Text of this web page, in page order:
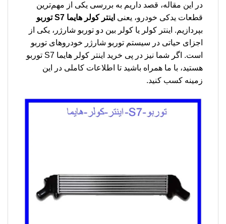
در این مقاله، قصد داریم به بررسی یکی از مهم‌ترین
قطعات یدکی خودرو، یعنی اینتر کولر هایما S7 توربو
بپردازیم. اینتر کولر یا کولر بین دو توربو شارژر، یکی از
اجزای حیاتی در سیستم توربو شارژر خودروهای توربو
است. اگر شما نیز در پی خرید اینتر کولر هایما S7 توربو
هستید، با ما همراه باشید تا اطلاعات کاملی در این
زمینه کسب کنید.